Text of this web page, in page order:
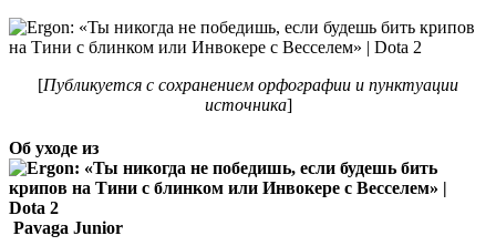
[Публикуется с сохранением орфографии и пунктуации
источника]
Об уходе из
Pavaga Junior